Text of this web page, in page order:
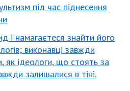
під час піднесення
і намагаєтеся знайти його
виконавці завжди
як ідеологи, що стоять за
залишалися в тіні.